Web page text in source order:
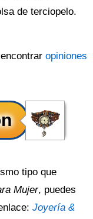
de terciopelo.
opiniones
tipo que
Mujer, puedes
Joyería &